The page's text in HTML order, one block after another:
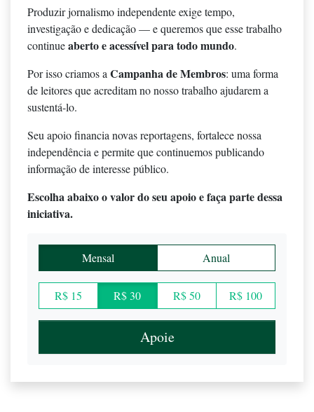
Produzir jornalismo independente exige tempo,
investigação e dedicação — e queremos que esse trabalho
continueaberto e acessível para todo mundo.
Por isso criamos a Campanha de Membros: uma forma
de leitores que acreditam no nosso trabalho ajudarem a
sustentá-lo.
Seu apoio financia novas reportagens, fortalece nossa
independência e permite que continuemos publicando
informação de interesse público.
Escolha abaixo o valor do seu apoio e faça parte dessa
iniciativa.
Mensal Anual
R$ 15 R$ 30 R$ 50 R$ 100
Apoie